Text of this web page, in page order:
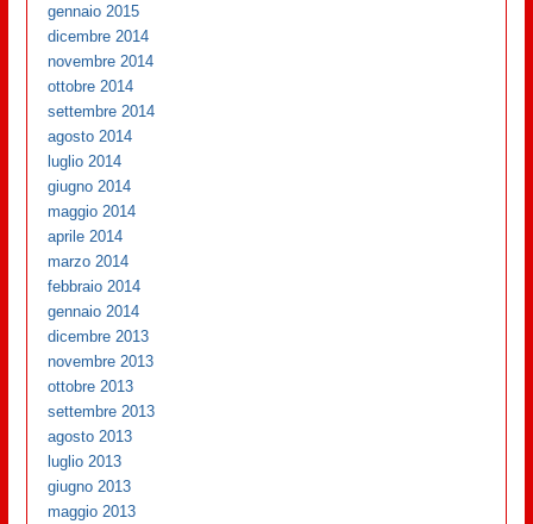
gennaio 2015
dicembre 2014
novembre 2014
ottobre 2014
settembre 2014
agosto 2014
luglio 2014
giugno 2014
maggio 2014
aprile 2014
marzo 2014
febbraio 2014
gennaio 2014
dicembre 2013
novembre 2013
ottobre 2013
settembre 2013
agosto 2013
luglio 2013
giugno 2013
maggio 2013